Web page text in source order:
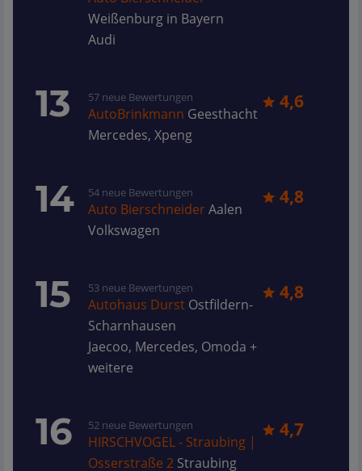
Weißenburg in Bayern
Audi
13 4,6
57 neue Bewertungen
AutoBrinkmann Geesthacht
Mercedes, Xpeng
14 4,8
54 neue Bewertungen
Auto BierschneiderAalen
Volkswagen
15 4,8
53 neue Bewertungen
Autohaus Durst Ostfildern-
Scharnhausen
Jaecoo, Mercedes, Omoda +
weitere
16 4,7
52 neue Bewertungen
HIRSCHVOGEL - Straubing |
Osserstraße 2 Straubing